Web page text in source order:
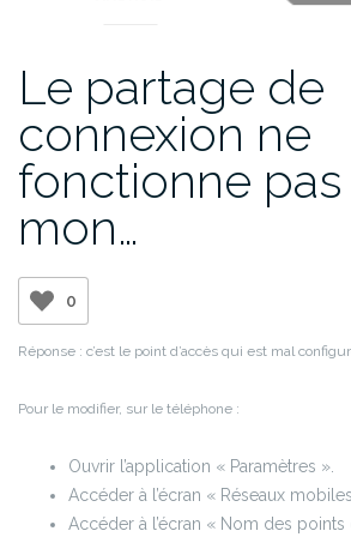
Le partage de
connexion ne
fonctionne
mon…
0
Réponse : c’est le point d’accès qui est mal
Pour le modifier, sur le téléphone :
Ouvrir l’application « Paramètres ».
Accéder à l’écran « Réseaux
Accéder à l’écran « Nom des points